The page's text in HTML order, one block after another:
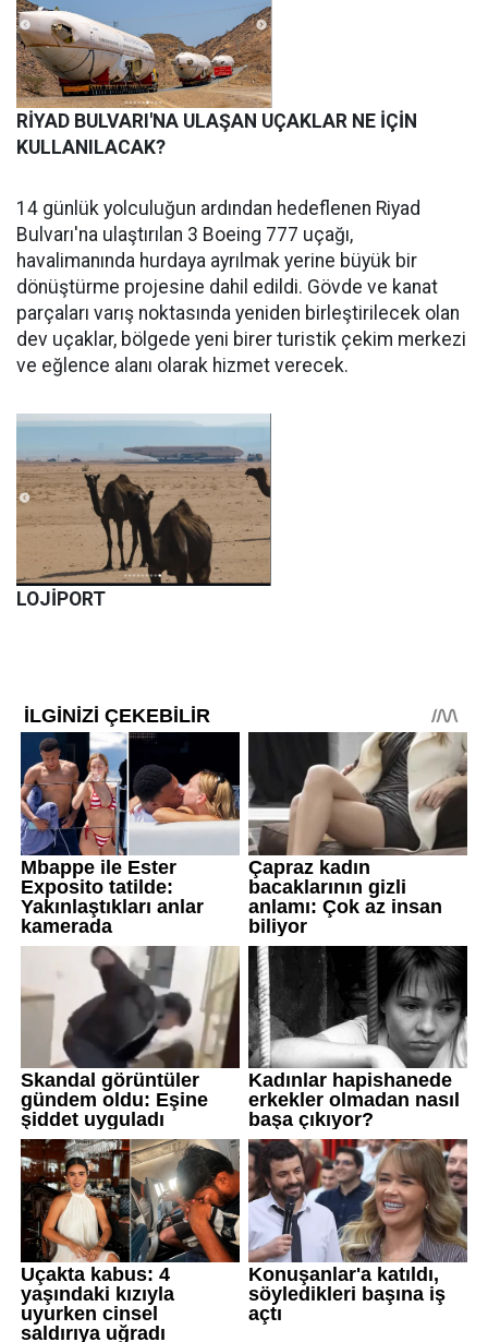
RİYAD BULVARI'NA ULAŞAN UÇAKLAR NE İÇİN
KULLANILACAK?
14 günlük yolculuğun ardından hedeflenen Riyad
Bulvarı'na ulaştırılan 3 Boeing 777 uçağı,
havalimanında hurdaya ayrılmak yerine büyük bir
dönüştürme projesine dahil edildi. Gövde ve kanat
parçaları varış noktasında yeniden birleştirilecek olan
dev uçaklar, bölgede yeni birer turistik çekim merkezi
ve eğlence alanı olarak hizmet verecek.
LOJİPORT